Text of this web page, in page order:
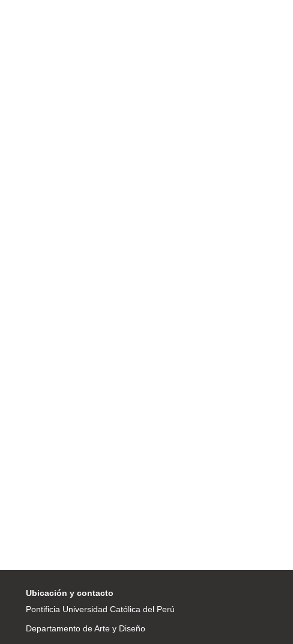
Ubicación y contacto
Pontificia Universidad Católica del Perú
Departamento de Arte y Diseño